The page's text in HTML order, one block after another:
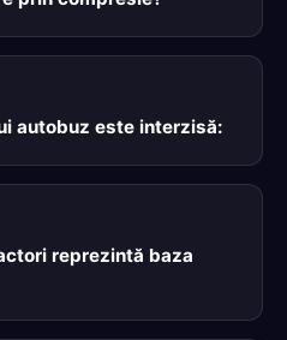
autobuz este interzisă:
reprezintă baza